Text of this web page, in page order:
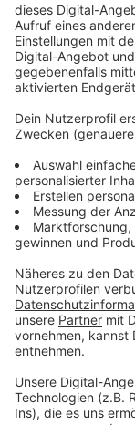
Didi exklusiv:
Stadion
Wenige Tage
Trainer Didi
Wolfgang
erste Wochen
wieder stärker
Trainer und
Fan-Kurve auf
so viel Wert auf